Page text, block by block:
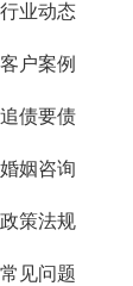
行业动态
客户案例
追债要债
婚姻咨询
政策法规
常见问题